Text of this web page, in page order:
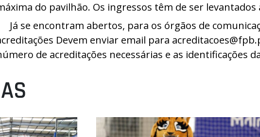
do pavilhão. Os ingressos têm de ser
Já se encontram abertos, para os órgãos de
Devem enviar email para
de acreditações necessárias e as identificações